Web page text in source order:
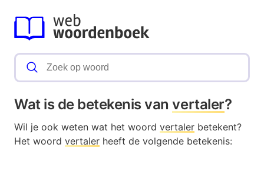
Wat is de betekenis vanvertaler?
Wil je ook weten wat het woord vertaler betekent?
Het woord vertaler heeft de volgende betekenis: